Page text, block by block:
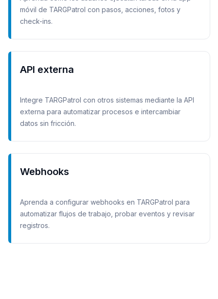
móvil de TARGPatrol con pasos, acciones, fotos y
check-ins.
API externa
Integre TARGPatrol con otros sistemas mediante la API
externa para automatizar procesos e intercambiar
datos sin fricción.
Webhooks
Aprenda a configurar webhooks en TARGPatrol para
automatizar flujos de trabajo, probar eventos y revisar
registros.